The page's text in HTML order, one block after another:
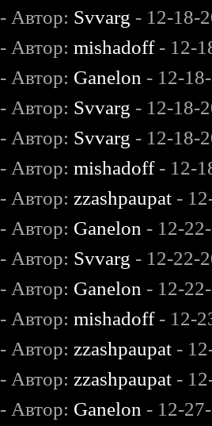
- Автор: Svvarg - 12-18-
- Автор:mishadoff- 12-
- Автор: Ganelon - 12-
- Автор: Svvarg - 12-18-
- Автор: Svvarg - 12-18-
- Автор:mishadoff- 12-
- Автор: zzashpaupat -
- Автор: Ganelon - 12-
- Автор: Svvarg - 12-22-
- Автор: Ganelon - 12-
- Автор:mishadoff- 12-
- Автор: zzashpaupat -
- Автор: zzashpaupat -
- Автор: Ganelon - 12-